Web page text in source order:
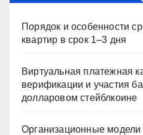
Порядок и особенности
квартир в срок 1–3 дня
Виртуальная платежная
верификации и участия
долларовом стейблкоине
Организационные модели